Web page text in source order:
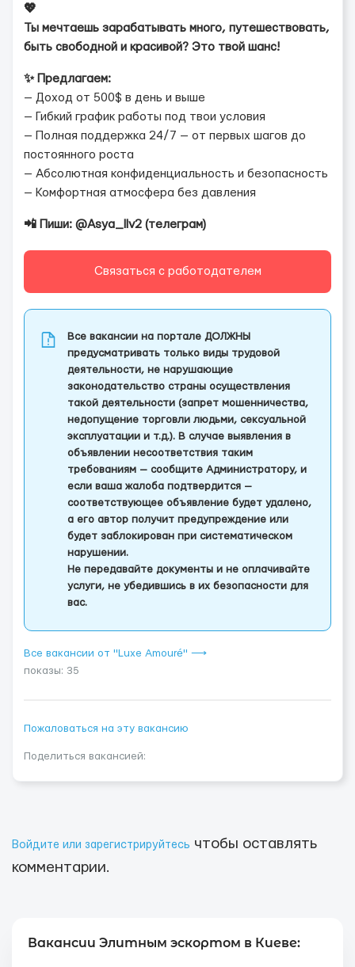
💖
Ты мечтаешь зарабатывать много, путешествовать,
быть свободной и красивой? Это твой шанс!
✨ Предлагаем:
— Доход от 500$ в день и выше
— Гибкий график работы под твои условия
— Полная поддержка 24/7 — от первых шагов до
постоянного роста
— Абсолютная конфиденциальность и безопасность
— Комфортная атмосфера без давления
📲 Пиши: @Asya_llv2 (телеграм)
Связаться с работодателем
Все вакансии на портале ДОЛЖНЫ
предусматривать только виды трудовой
деятельности, не нарушающие
законодательство страны осуществления
такой деятельности (запрет мошенничества,
недопущение торговли людьми, сексуальной
эксплуатации и т.д.). В случае выявления в
объявлении несоответствия таким
требованиям — сообщите Администратору, и
если ваша жалоба подтвердится —
соответствующее объявление будет удалено,
а его автор получит предупреждение или
будет заблокирован при систематическом
нарушении.
Не передавайте документы и не оплачивайте
услуги, не убедившись в их безопасности для
вас.
Все вакансии от "Luxe Amouré" ⟶
показы: 35
Пожаловаться на эту вакансию
Поделиться вакансией:
Войдите или зарегистрируйтесь чтобы оставлять
комментарии.
Вакансии Элитным эскортом в Киеве: